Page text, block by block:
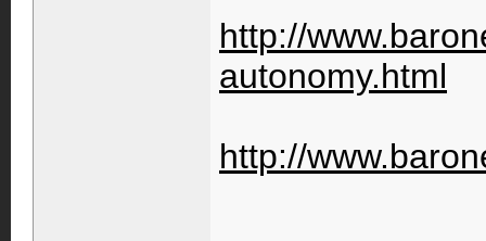
http://
autonomy.html
http://